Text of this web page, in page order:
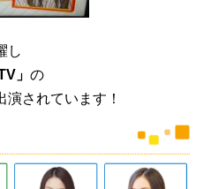
し
」 の
演されています！